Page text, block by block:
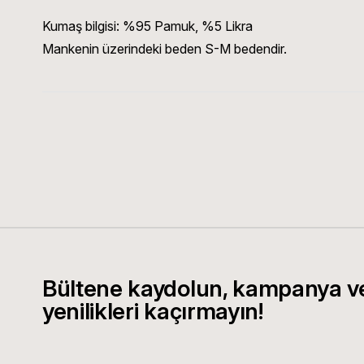
Kumaş bilgisi: %95 Pamuk, %5 Likra
Mankenin üzerindeki beden S-M bedendir.
Bültene kaydolun, kampanya
yenilikleri kaçırmayın!